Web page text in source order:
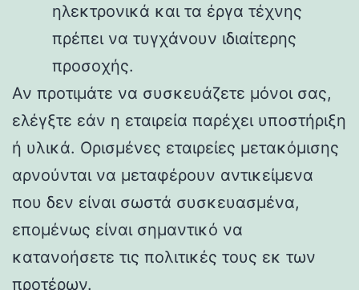
ηλεκτρονικά και τα έργα τέχνης
πρέπει να τυγχάνουν ιδιαίτερης
προσοχής.
Αν προτιμάτε να συσκευάζετε μόνοι σας,
ελέγξτε εάν η εταιρεία παρέχει υποστήριξη
ή υλικά. Ορισμένες εταιρείες μετακόμισης
αρνούνται να μεταφέρουν αντικείμενα
που δεν είναι σωστά συσκευασμένα,
επομένως είναι σημαντικό να
κατανοήσετε τις πολιτικές τους εκ των
προτέρων.